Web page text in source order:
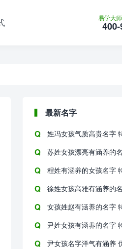
易学大
最新名字
姓冯女孩气质高贵名字
苏姓女孩漂亮有涵养的
程姓有涵养的女孩名字
徐姓女孩高雅有涵养的
女孩姓赵有涵养的名字
尹姓女孩有涵养的名字
尹女孩名字洋气有涵养